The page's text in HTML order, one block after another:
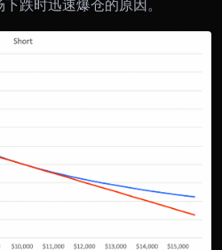
跌时迅速爆仓的原因。